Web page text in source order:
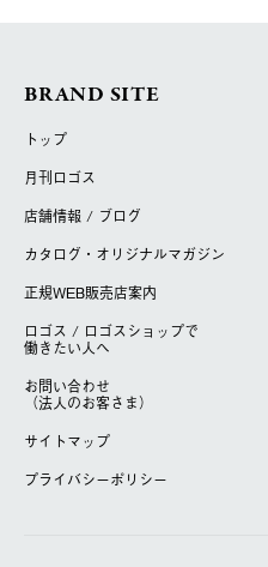
BRAND SITE
トップ
月刊ロゴス
店舗情報 / ブログ
カタログ・オリジナルマガジン
正規WEB販売店案内
ロゴス / ロゴスショップで
働きたい人へ
お問い合わせ
（法人のお客さま）
サイトマップ
プライバシーポリシー